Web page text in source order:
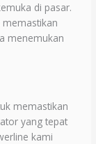
di pasar.
memastikan
menemukan
memastikan
yang tepat
kami